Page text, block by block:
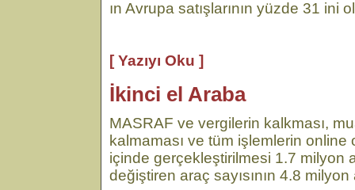
ın Avrupa satışlarının yüzde 31 ini
[ Yazıyı Oku ]
İkinci el Araba
MASRAF ve vergilerin kalkması,
kalmaması ve tüm işlemlerin
içinde gerçekleştirilmesi 1.7 milyon
değiştiren araç sayısının 4.8 milyon